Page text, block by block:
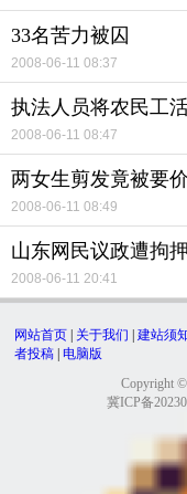
33名苦力被囚
2008-06-11 08:37
执法人员将农民工
2008-06-11 08:47
两女生剪发竟被要
2008-06-11 08:49
山东网民议政遭拘
2008-06-11 20:41
网站首页 关于我们 |建站须
者投稿 |电脑版
Copyright
冀ICP备